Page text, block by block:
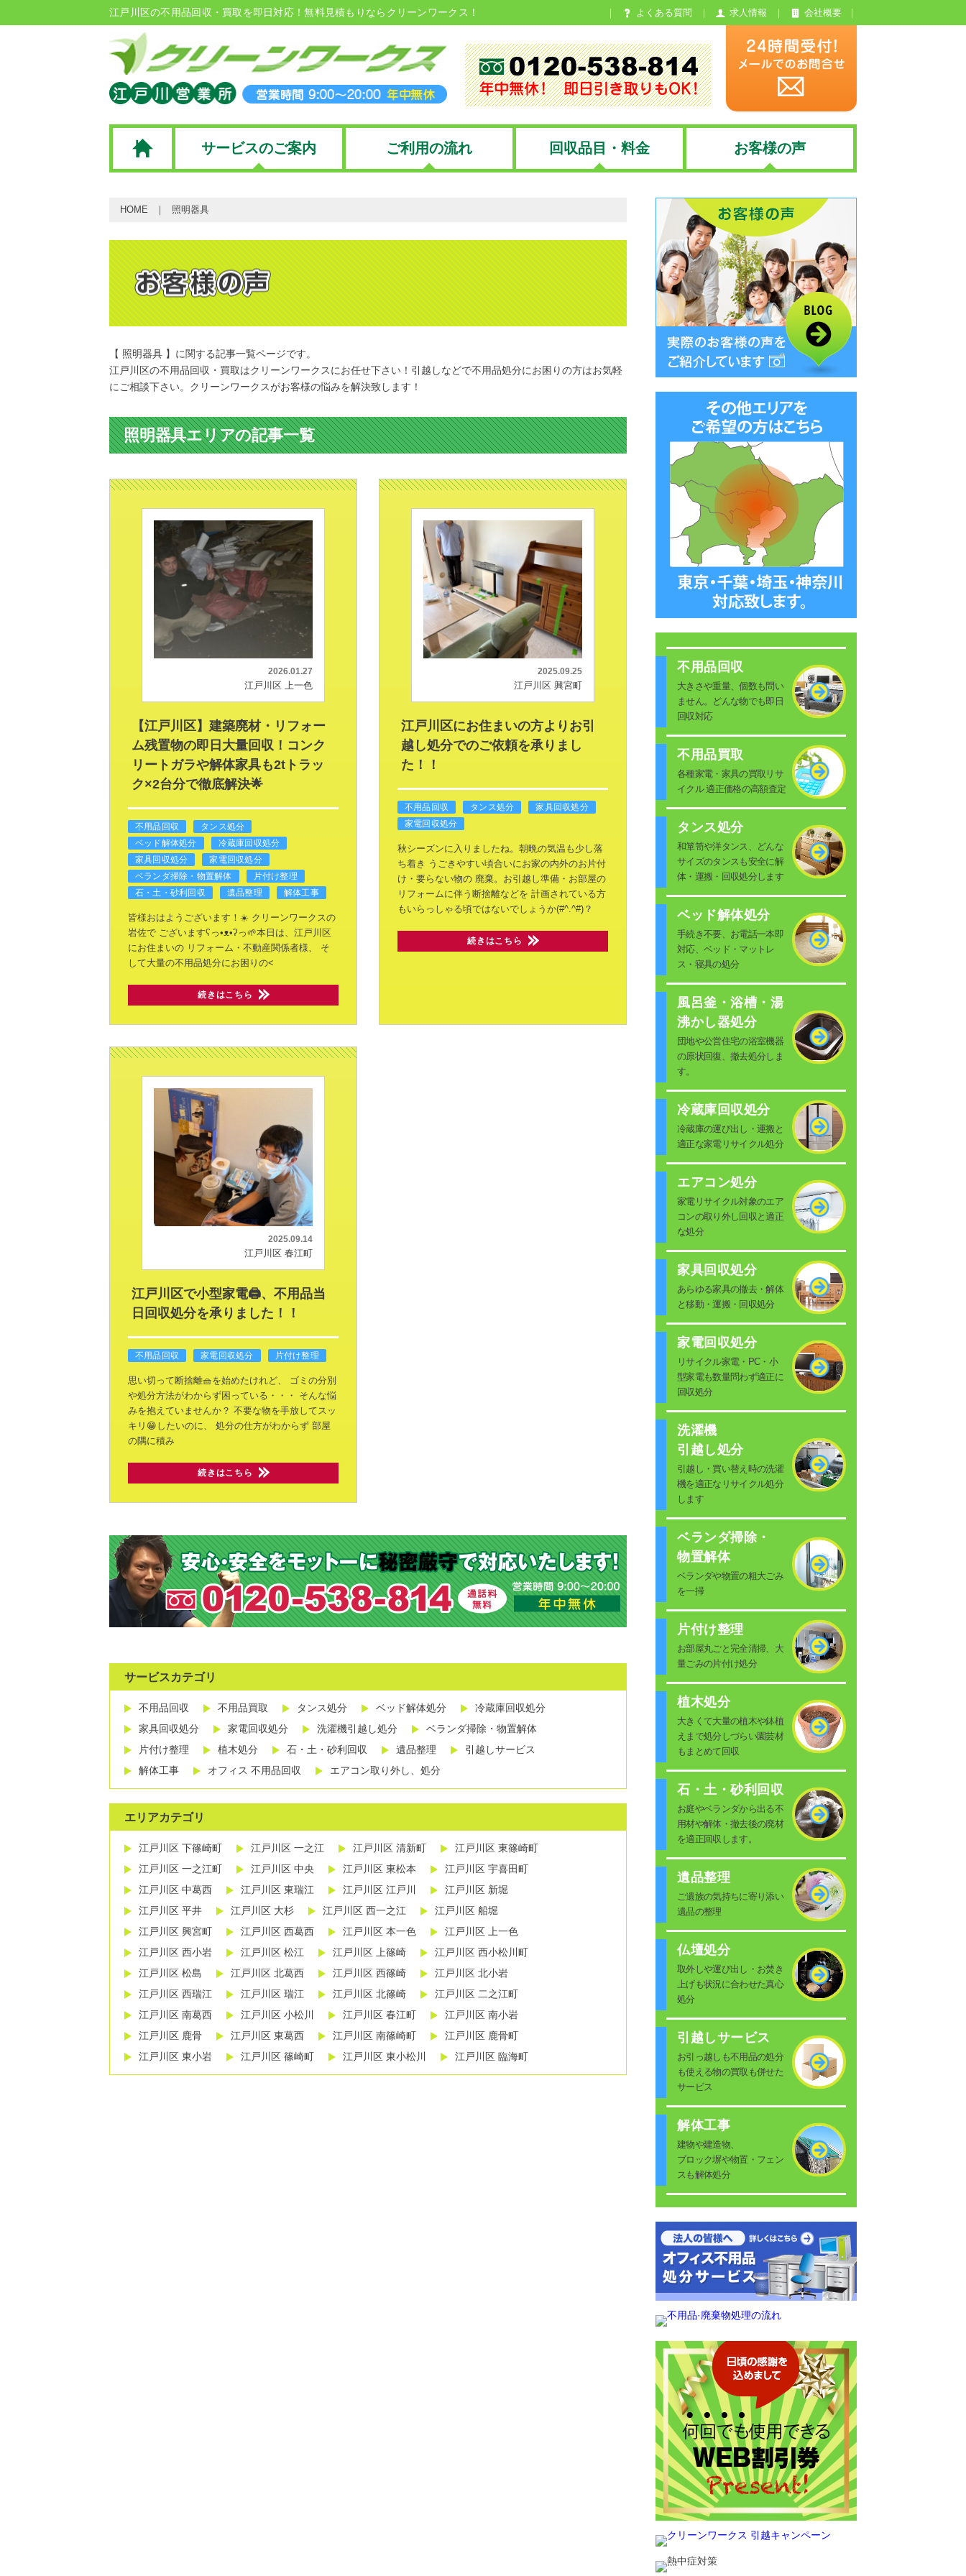
江戸川区の不用品回収・買取を即日対応！無料見積もりならクリーンワークス！ よくある質問 求人情報 会社概要
サービスのご案内 ご利用の流れ 回収品目・料金 お客様の声
HOME 照明器具
【 照明器具 】に関する記事一覧ページです。
江戸川区の不用品回収・買取はクリーンワークスにお任せ下さい！引越しなどで不用品処分にお困りの方はお気軽
にご相談下さい。クリーンワークスがお客様の悩みを解決致します！
照明器具エリアの記事一覧
2026.01.27
江戸川区 上一色
【江戸川区】建築廃材・リフォー
ム残置物の即日大量回収！コンク
リートガラや解体家具も2tトラッ
ク×2台分で徹底解決🌟
不用品回収
タンス処分
ベッド解体処分
冷蔵庫回収処分
家具回収処分
家電回収処分
ベランダ掃除・物置解体
片付け整理
石・土・砂利回収
遺品整理 解体工事
​皆様おはようございます！☀️ クリーンワークスの
岩佐で ございますʕ⁠っ⁠•⁠ᴥ⁠•⁠ʔ⁠っ🌱​本日は、江戸川区
にお住まいの リフォーム・不動産関係者様、
そ
して大量の不用品処分にお困りの<
続きはこちら
2025.09.25
江戸川区 興宮町
江戸川区にお住まいの方よりお引
越し処分でのご依頼を承りまし
た！！
不用品回収 タンス処分
家具回収処分
家電回収処分
秋シーズンに入りましたね。朝晩の気温も少し落
ち着き うごきやすい頃合いにお家の内外のお片付
け・要らない物の 廃棄。お引越し準備・お部屋の
リフォームに伴う断捨離などを 計画されている方
もいらっしゃる頃ではないでしょうか(#^.^#)？
続きはこちら
2025.09.14
江戸川区 春江町
江戸川区で小型家電🖨️、不用品当
日回収処分を承りました！！
不用品回収 家電回収処分 片付け整理
思い切って断捨離🧺を始めたけれど、
ゴミの分別
や処分方法がわからず困っている・・・
そんな悩
みを抱えていませんか？ 不要な物を手放してスッ
キリ😁したいのに、
処分の仕方がわからず 部屋
の隅に積み
続きはこちら
サービスカテゴリ
不用品回収 不用品買取 タンス処分 ベッド解体処分
冷蔵庫回収処分
家具回収処分
家電回収処分 洗濯機引越し処分
ベランダ掃除・物置解体
片付け整理
植木処分 石・土・砂利回収 遺品整理
引越しサービス
解体工事
オフィス 不用品回収 エアコン取り外し、処分
エリアカテゴリ
江戸川区 下篠崎町 江戸川区 一之江 江戸川区 清新町
江戸川区 東篠崎町
江戸川区 一之江町
江戸川区 中央 江戸川区 東松本
江戸川区 宇喜田町
江戸川区 中葛西
江戸川区 東瑞江 江戸川区 江戸川
江戸川区 新堀
江戸川区 平井
江戸川区 大杉 江戸川区 西一之江
江戸川区 船堀
江戸川区 興宮町
江戸川区 西葛西 江戸川区 本一色
江戸川区 上一色
江戸川区 西小岩
江戸川区 松江 江戸川区 上篠崎
江戸川区 西小松川町
江戸川区 松島
江戸川区 北葛西 江戸川区 西篠崎
江戸川区 北小岩
江戸川区 西瑞江
江戸川区 瑞江 江戸川区 北篠崎
江戸川区 二之江町
江戸川区 南葛西
江戸川区 小松川 江戸川区 春江町
江戸川区 南小岩
江戸川区 鹿骨
江戸川区 東葛西 江戸川区 南篠崎町
江戸川区 鹿骨町
江戸川区 東小岩
江戸川区 篠崎町 江戸川区 東小松川 江戸川区 臨海町
不用品回収
大きさや重量、個数も問い
ません。どんな物でも即日
回収対応
不用品買取
各種家電・家具の買取リサ
イクル 適正価格の高額査定
タンス処分
和箪笥や洋タンス、どんな
サイズのタンスも安全に解
体・運搬・回収処分します
ベッド解体処分
手続き不要、お電話一本即
対応、ベッド・マットレ
ス・寝具の処分
風呂釜・浴槽・湯
沸かし器処分
団地や公営住宅の浴室機器
の原状回復、撤去処分しま
す。
冷蔵庫回収処分
冷蔵庫の運び出し・運搬と
適正な家電リサイクル処分
エアコン処分
家電リサイクル対象のエア
コンの取り外し回収と適正
な処分
家具回収処分
あらゆる家具の撤去・解体
と移動・運搬・回収処分
家電回収処分
リサイクル家電・PC・小
型家電も数量問わず適正に
回収処分
洗濯機
引越し処分
引越し・買い替え時の洗濯
機を適正なリサイクル処分
します
ベランダ掃除・
物置解体
ベランダや物置の粗大ごみ
を一掃
片付け整理
お部屋丸ごと完全清掃、大
量ごみの片付け処分
植木処分
大きくて大量の植木や鉢植
えまで処分しづらい園芸材
もまとめて回収
石・土・砂利回収
お庭やベランダから出る不
用材や解体・撤去後の廃材
を適正回収します。
遺品整理
ご遺族の気持ちに寄り添い
遺品の整理
仏壇処分
取外しや運び出し・お焚き
上げも状況に合わせた真心
処分
引越しサービス
お引っ越しも不用品の処分
も使える物の買取も併せた
サービス
解体工事
建物や建造物、
ブロック塀や物置・フェン
スも解体処分